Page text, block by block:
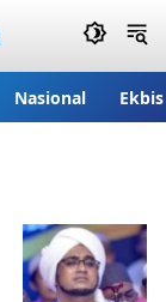
Nasional Ekbis